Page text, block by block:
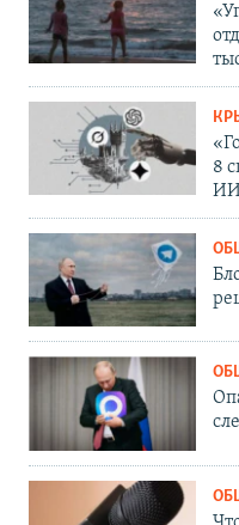
8
ИИ